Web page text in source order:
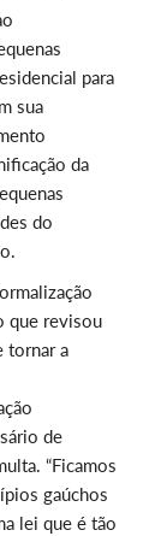
para
sua
da
do
que revisou
tornar a
de
“Ficamos
gaúchos
lei que é tão